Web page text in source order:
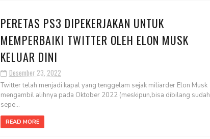
PERETAS PS3 DIPEKERJAKAN UNTUK
MEMPERBAIKI TWITTER OLEH ELON MUSK
KELUAR DINI
Desember 23, 2022
Twitter telah menjadi kapal yang tenggelam sejak miliarder Elon Musk
mengambil alihnya pada Oktober 2022 (meskipun,bisa dibilang sudah
sepe...
READ MORE